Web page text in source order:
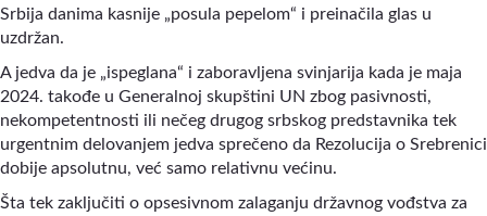
Srbija danima kasnije „posula pepelom“ i preinačila glas u
uzdržan.
A jedva da je „ispeglana“ i zaboravljena svinjarija kada je maja
2024. takođe u Generalnoj skupštini UN zbog pasivnosti,
nekompetentnosti ili nečeg drugog srbskog predstavnika tek
urgentnim delovanjem jedva sprečeno da Rezolucija o Srebrenici
dobije apsolutnu, već samo relativnu većinu.
Šta tek zaključiti o opsesivnom zalaganju državnog vođstva za